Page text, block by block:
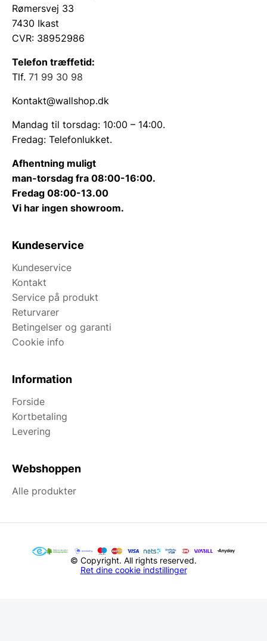
Rømersvej 33
7430 Ikast
CVR: 38952986
Telefon træffetid:
Tlf. 71 99 30 98
Kontakt@wallshop.dk
Mandag til torsdag: 10:00 – 14:00.
Fredag: Telefonlukket.
Afhentning muligt
man-torsdag fra 08:00-16:00.
Fredag 08:00-13.00
Vi har ingen showroom.
Kundeservice
Kundeservice
Kontakt
Service på produkt
Returvarer
Betingelser og garanti
Cookie info
Information
Forside
Kortbetaling
Levering
Webshoppen
Alle produkter
© Copyright. All rights reserved.
Ret dine cookie indstillinger